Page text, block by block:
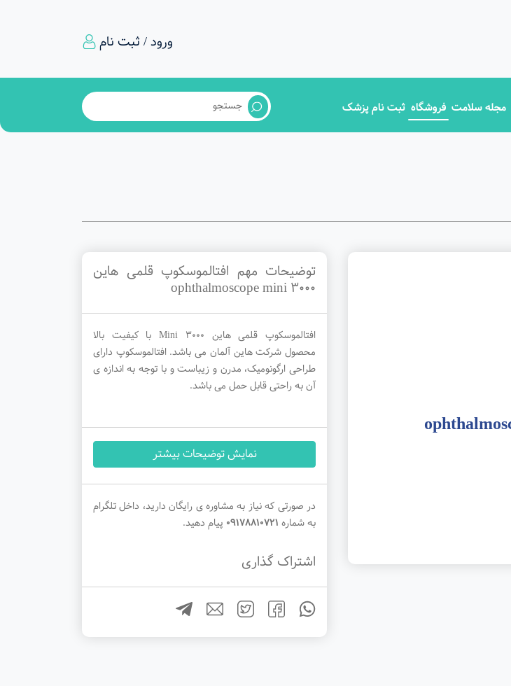
ورود / ثبت نام
مجله سلامت فروشگاه ثبت نام پزشک
توضیحات مهم افتالموسکوپ قلمی هاین
ophthalmoscope mini 3000
افتالموسکوپ قلمی هاین Mini 3000 با کیفیت بالا
محصول شرکت هاین آلمان می باشد. افتالموسکوپ دارای
طراحی ارگونومیک، مدرن و زیباست و با توجه به اندازه ی
آن به راحتی قابل حمل می باشد.
نمایش توضیحات بیشتر
در صورتی که نیاز به مشاوره ی رایگان دارید، داخل تلگرام
به شماره 09178810721 پیام دهید.
اشتراک گذاری